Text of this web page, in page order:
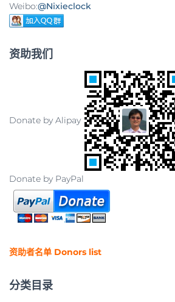
Weibo:@Nixieclock
资助我们
Donate by Alipay
Donate by PayPal
资助者名单 Donors list
分类目录